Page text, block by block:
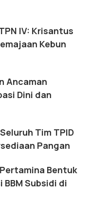
IV: Krisantus
Kebun
Ancaman
Dini dan
Tim TPID
Pangan
Bentuk
Subsidi di